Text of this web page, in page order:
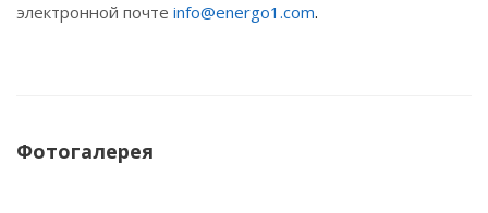
электронной почте info@energo1.com.
Фотогалерея